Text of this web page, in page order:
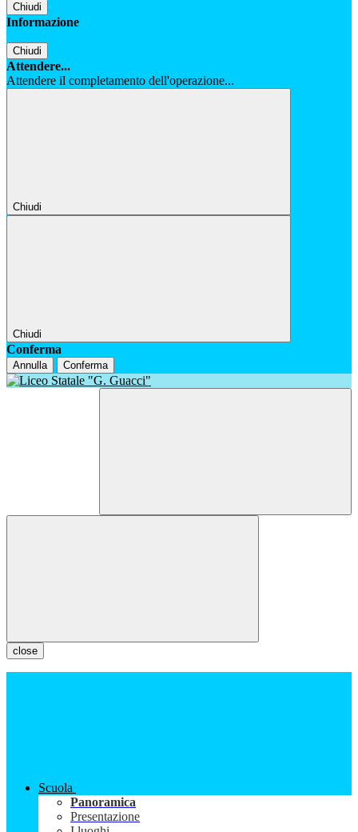
Chiudi
Informazione
Chiudi
Attendere...
Attendere il completamento dell'operazione...
Chiudi
Chiudi
Conferma
Annulla Conferma
close
Scuola
Panoramica
Presentazione